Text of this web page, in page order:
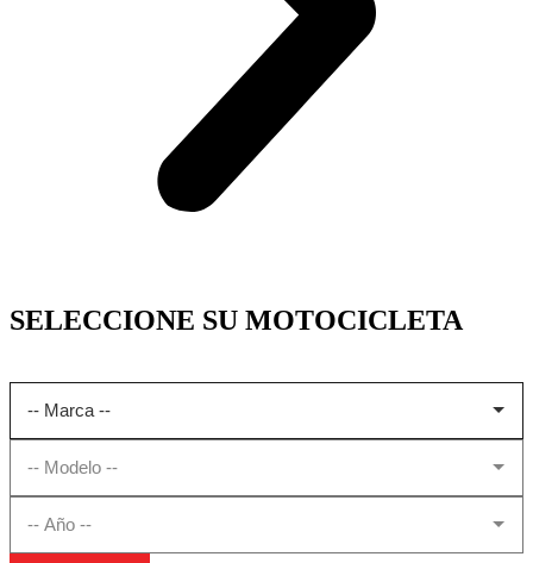
SELECCIONE SU MOTOCICLETA